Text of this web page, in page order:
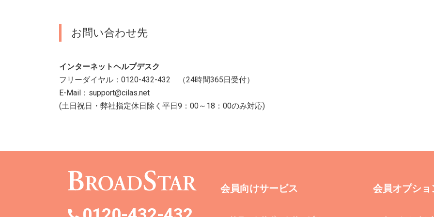
お問い合わせ先
インターネットヘルプデスク
フリーダイヤル：0120-432-432 （24時間365日受付）
E-Mail：support@cilas.net
(土日祝日・弊社指定休日除く平日9：00～18：00のみ対応)
会員向けサービス 会員オプショ